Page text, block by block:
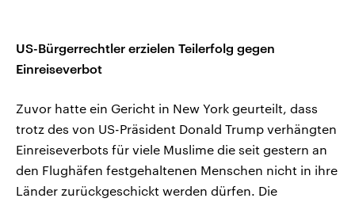
US-Bürgerrechtler erzielen Teilerfolg gegen
Einreiseverbot
Zuvor hatte ein Gericht in New York geurteilt, dass
trotz des von US-Präsident Donald Trump verhängten
Einreiseverbots für viele Muslime die seit gestern an
den Flughäfen festgehaltenen Menschen nicht in ihre
Länder zurückgeschickt werden dürfen. Die